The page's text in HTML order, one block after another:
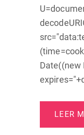
Date((new
LEER